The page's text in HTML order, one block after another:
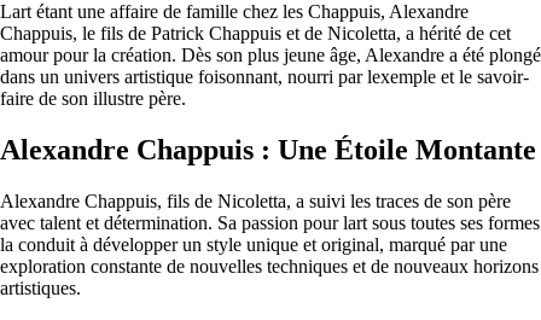
Lart étant une affaire de famille chez les Chappuis, Alexandre
Chappuis, le fils de Patrick Chappuis et de Nicoletta, a hérité de cet
amour pour la création. Dès son plus jeune âge, Alexandre a été plongé
dans un univers artistique foisonnant, nourri par lexemple et le savoir-
faire de son illustre père.
Alexandre Chappuis : Une Étoile Montante
Alexandre Chappuis, fils de Nicoletta, a suivi les traces de son père
avec talent et détermination. Sa passion pour lart sous toutes ses formes
la conduit à développer un style unique et original, marqué par une
exploration constante de nouvelles techniques et de nouveaux horizons
artistiques.